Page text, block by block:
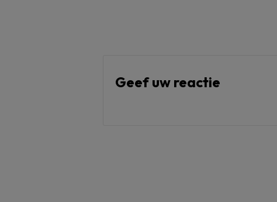
Geef uw reactie